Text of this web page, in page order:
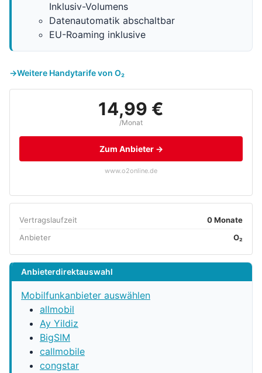
Inklusiv-Volumens
Datenautomatik abschaltbar
EU-Roaming inklusive
Weitere Handytarife von O₂
14,99 €
/Monat
Zum Anbieter →
www.o2online.de
Vertragslaufzeit
0 Monate
Anbieter
O₂
Anbieterdirektauswahl
Mobilfunkanbieter auswählen
allmobil
Ay Yildiz
BigSIM
callmobile
congstar